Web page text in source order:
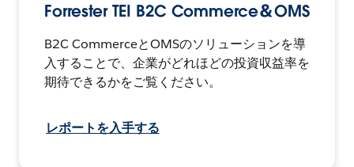
Forrester TEI B2C Commerce＆OMS
B2C CommerceとOMSのソリューションを導
入することで、企業がどれほどの投資収益率を
期待できるかをご覧ください。
レポートを入手する